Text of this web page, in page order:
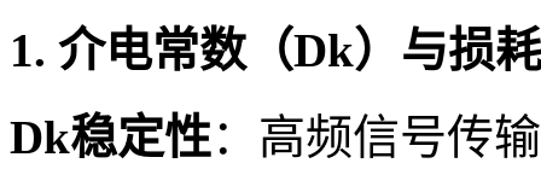
1. 介电常数（Dk）与损
Dk稳定性：高频信号传